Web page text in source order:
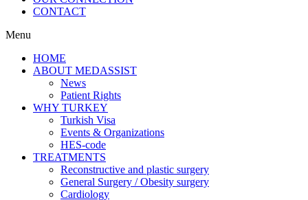
CONTACT
Menu
HOME
ABOUT MEDASSIST
News
Patient Rights
WHY TURKEY
Turkish Visa
Events & Organizations
HES-code
TREATMENTS
Reconstructive and plastic surgery
General Surgery / Obesity surgery
Cardiology